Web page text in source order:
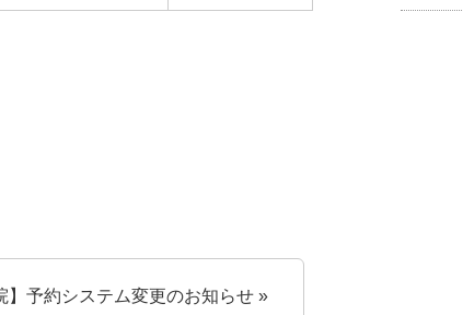
】予約システム変更のお知らせ »